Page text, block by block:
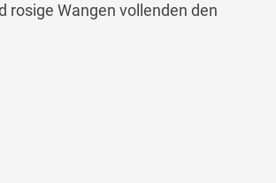
rosige Wangen vollenden den